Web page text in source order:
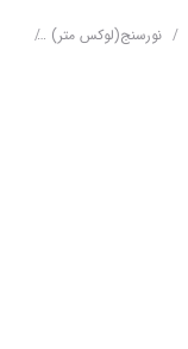
نورسنج(لوکس متر)